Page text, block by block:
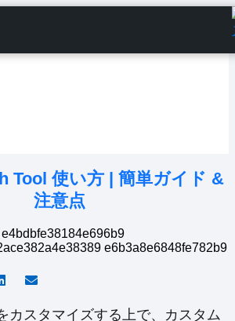
Tool 使い方 | 簡単ガイド &
注意点
Share
LinkedInEmail
カスタマイズする上で、カスタム